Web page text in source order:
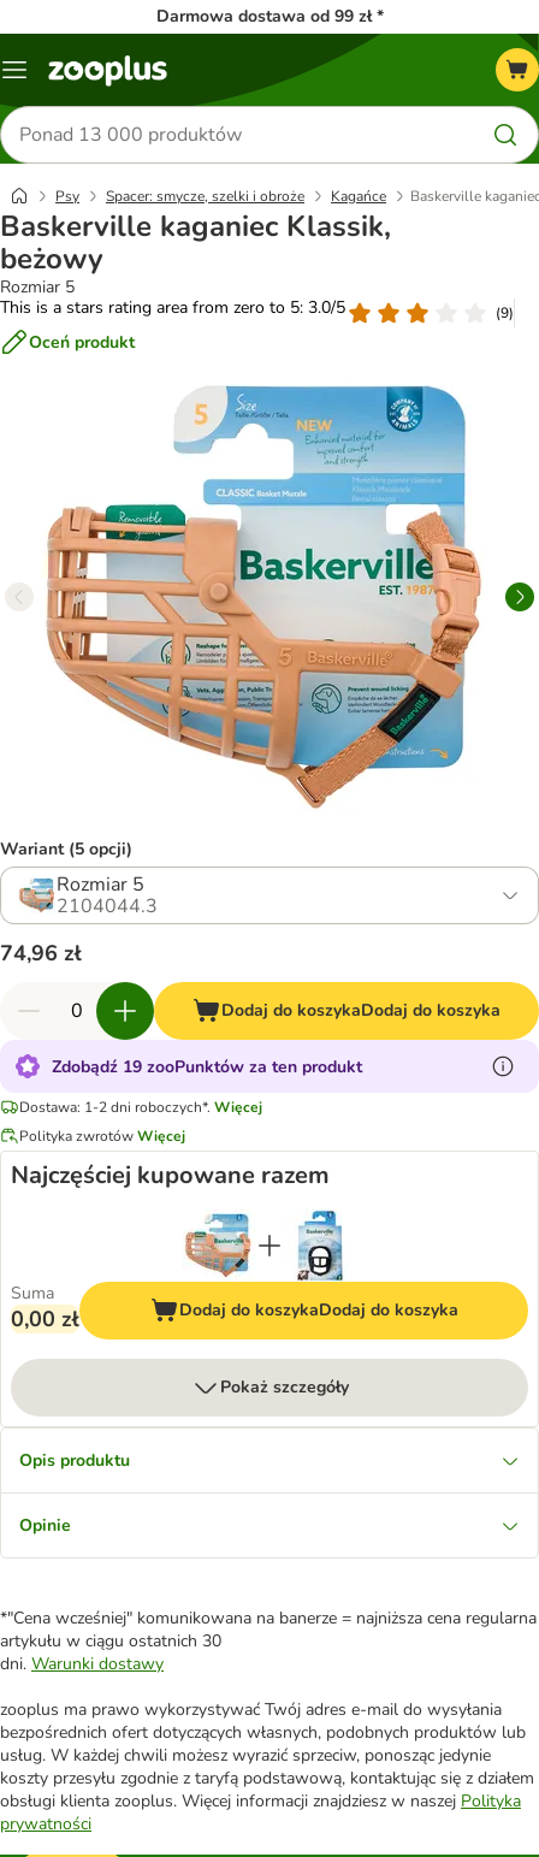
Darmowa dostawa od 99 zł *
Menu
Szukaj
produktów
Psy Spacer: smycze, szelki i obroże Kagańce Baskerville
Baskerville kaganiec Klassik,
beżowy
Rozmiar 5
This is a stars rating area from zero to 5: 3.0/5
(9)
Oceń produkt
Wariant (5 opcji)
Rozmiar 5
2104044.3
74,96 zł
Dodaj do koszykaDodaj do koszyka
Zdobądź 19 zooPunktów za ten produkt
Dostawa: 1-2 dni roboczych*. Więcej
Polityka zwrotówWięcej
Najczęściej kupowane razem
Suma
0,00 zł Dodaj do koszykaDodaj do koszyka
Pokaż szczegóły
Opis produktu
Opinie
*"Cena wcześniej" komunikowana na banerze = najniższa cena regularna
artykułu w ciągu ostatnich 30
dni. Warunki dostawy
zooplus ma prawo wykorzystywać Twój adres e-mail do wysyłania
bezpośrednich ofert dotyczących własnych, podobnych produktów lub
usług. W każdej chwili możesz wyrazić sprzeciw, ponosząc jedynie
koszty przesyłu zgodnie z taryfą podstawową, kontaktując się z działem
obsługi klienta zooplus. Więcej informacji znajdziesz w naszej Polityka
prywatności